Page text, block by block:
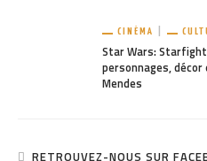
CINÉMA
Star Wars:
personnages, décor
Mendes
RETROUVEZ-NOUS SUR